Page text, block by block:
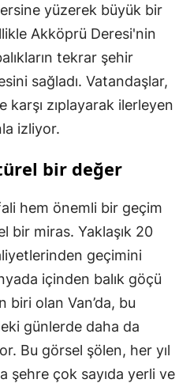
yüzerek büyük bir
Akköprü Deresi'nin
tekrar şehir
sağladı. Vatandaşlar,
karşı zıplayarak ilerleyen
izliyor.
bir değer
hem önemli bir geçim
bir miras. Yaklaşık 20
geçimini
içinden balık göçü
biri olan Van’da, bu
günlerde daha da
Bu görsel şölen, her yıl
şehre çok sayıda yerli ve